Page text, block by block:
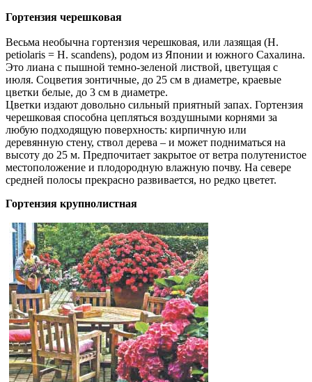
Гортензия черешковая
Весьма необычна гортензия черешковая, или лазящая (Н.
petiolaris = H. scandens), родом из Японии и южного Сахалина.
Это лиана с пышной темно-зеленой листвой, цветущая с
июля. Соцветия зонтичные, до 25 см в диаметре, краевые
цветки белые, до 3 см в диаметре.
Цветки издают довольно сильный приятный запах. Гортензия
черешковая способна цепляться воздушными корнями за
любую подходящую поверхность: кирпичную или
деревянную стену, ствол дерева – и может подниматься на
высоту до 25 м. Предпочитает закрытое от ветра полутенистое
местоположение и плодородную влажную почву. На севере
средней полосы прекрасно развивается, но редко цветет.
Гортензия крупнолистная